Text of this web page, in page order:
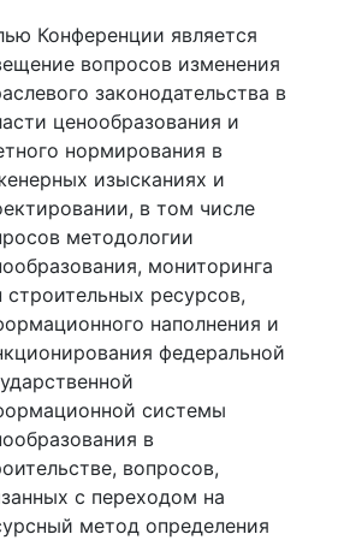
Конференции является
вопросов изменения
законодательства в
ценообразования и
нормирования в
изысканиях и
в том числе
методологии
мониторинга
строительных ресурсов,
наполнения и
федеральной
системы
в
вопросов,
с переходом на
метод определения